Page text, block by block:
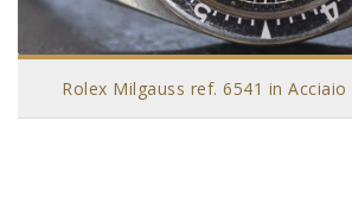
Rolex Milgauss ref. 6541 in